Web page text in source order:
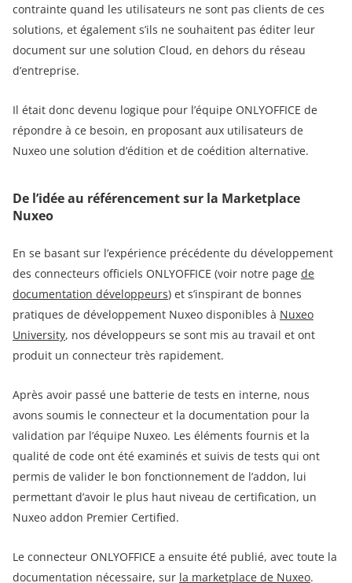
contrainte quand les utilisateurs ne sont pas clients de ces
solutions, et également s’ils ne souhaitent pas éditer leur
document sur une solution Cloud, en dehors du réseau
d’entreprise.
Il était donc devenu logique pour l’équipe ONLYOFFICE de
répondre à ce besoin, en proposant aux utilisateurs de
Nuxeo une solution d’édition et de coédition alternative.
De l’idée au référencement sur la Marketplace
Nuxeo
En se basant sur l’expérience précédente du développement
des connecteurs officiels ONLYOFFICE (voir notre page de
documentation développeurs) et s’inspirant de bonnes
pratiques de développement Nuxeo disponibles à Nuxeo
University, nos développeurs se sont mis au travail et ont
produit un connecteur très rapidement.
Après avoir passé une batterie de tests en interne, nous
avons soumis le connecteur et la documentation pour la
validation par l’équipe Nuxeo. Les éléments fournis et la
qualité de code ont été examinés et suivis de tests qui ont
permis de valider le bon fonctionnement de l’addon, lui
permettant d’avoir le plus haut niveau de certification, un
Nuxeo addon Premier Certified.
Le connecteur ONLYOFFICE a ensuite été publié, avec toute la
documentation nécessaire, sur la marketplace de Nuxeo.